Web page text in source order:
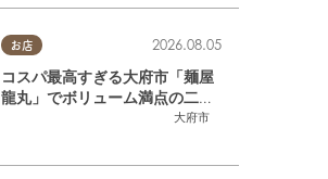
お店
大府市
2026.08.05
コスパ最高すぎる大府市「麺屋
龍丸」でボリューム満点の二郎
系ラーメンを堪能してきた